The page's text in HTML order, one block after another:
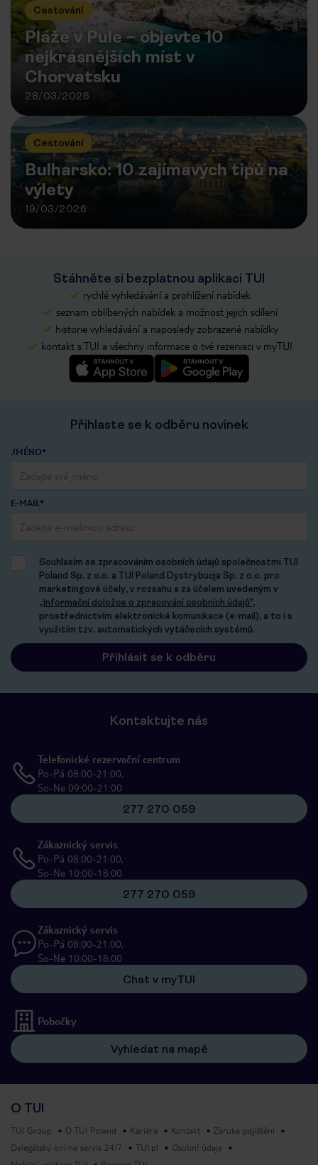
Cestování
Pláže v Pule – objevte 10
nejkrásnějších míst v
Chorvatsku
28/03/2026
Cestování
Bulharsko: 10 zajímavých tipů na
výlety
19/03/2026
Stáhněte si bezplatnou aplikaci TUI
rychlé vyhledávání a prohlížení nabídek
seznam oblíbených nabídek a možnost jejich sdílení
historie vyhledávání a naposledy zobrazené nabídky
kontakt s TUI a všechny informace o tvé rezervaci v myTUI
Přihlaste se k odběru novinek
JMÉNO*
E-MAIL*
Souhlasím se zpracováním osobních údajů společnostmi TUI
Poland Sp. z o.o. a TUI Poland Dystrybucja Sp. z o.o. pro
marketingové účely, v rozsahu a za účelem uvedeným v
„Informační doložce o zpracování osobních údajů",
prostřednictvím elektronické komunikace (e-mail), a to i s
využitím tzv. automatických vytáčecích systémů.
Kontaktujte nás
Telefonické rezervační centrum
Po-Pá 08:00-21:00,
So-Ne 09:00-21:00
277 270 059
Zákaznický servis
Po-Pá 08:00-21:00,
So-Ne 10:00-18:00
277 270 059
Zákaznický servis
Po-Pá 08:00-21:00,
So-Ne 10:00-18:00
Chat v myTUI
Pobočky
Vyhledat na mapě
O TUI
TUI Group O TUI Poland Kariéra Kontakt
Záruka pojištění
Delegátský online servis 24/7
TUI.pl
Osobní údaje